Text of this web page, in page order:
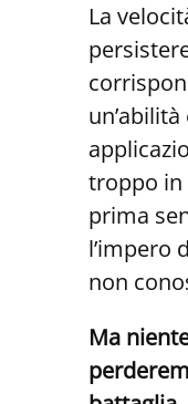
La
troppo in
prima
l’impero
non
Ma